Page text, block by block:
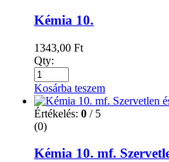
Kémia 10.
1343,00 Ft
Qty:
Kosárba teszem
Értékelés: 0 / 5
(0)
Kémia 10. mf.